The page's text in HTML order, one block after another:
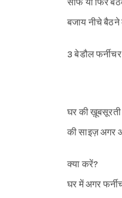
सोफे या फिर
बजाय नीचे
3 बेडौल फर्नीचर
घर की ख़ूबसूरती
की साइज़ अगर
क्या करें?
घर में अगर